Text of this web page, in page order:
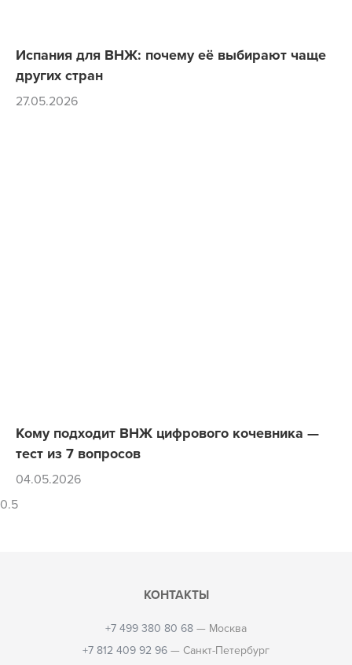
Испания для ВНЖ: почему её выбирают чаще
других стран
27.05.2026
Кому подходит ВНЖ цифрового кочевника —
тест из 7 вопросов
04.05.2026
КОНТАКТЫ
+7 499 380 80 68 — Москва
+7 812 409 92 96 — Санкт-Петербург